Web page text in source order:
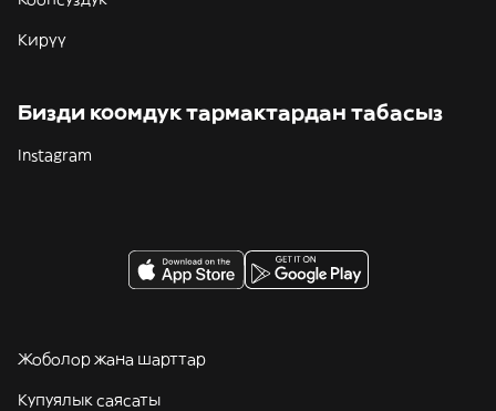
Кирүү
Бизди коомдук тармактардан табасыз
Instagram
Жоболор жана шарттар
Купуялык саясаты